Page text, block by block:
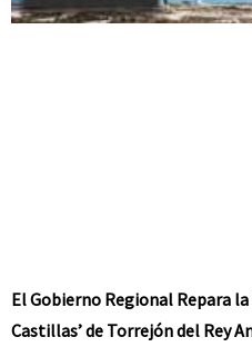
El Gobierno Regional Repara la
Castillas’ de Torrejón del Rey